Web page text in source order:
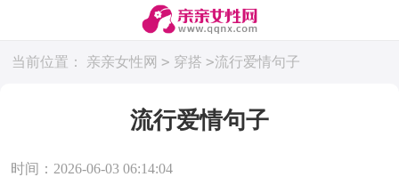
当前位置： 亲亲女性网 > 穿搭 >流行爱情句子
流行爱情句子
时间：2026-06-03 06:14:04